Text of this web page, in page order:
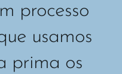
processo
usamos
prima os